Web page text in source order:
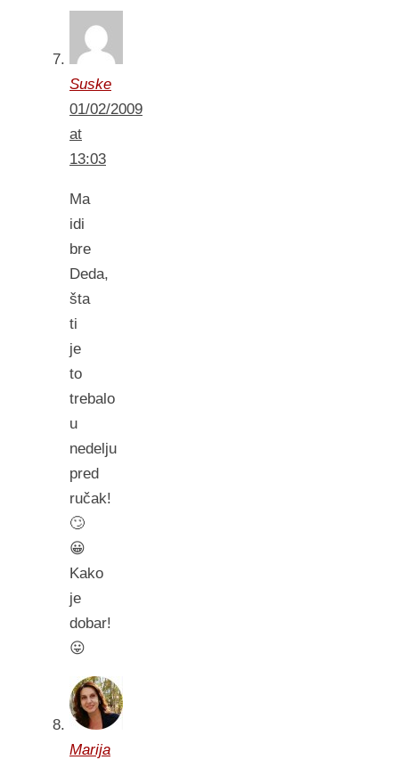
Suske
01/02/2009
at
13:03
Ma
idi
bre
Deda,
šta
ti
je
to
trebalo
u
nedelju
pred
ručak!
🙄
😀
Kako
je
dobar!
😛
Marija